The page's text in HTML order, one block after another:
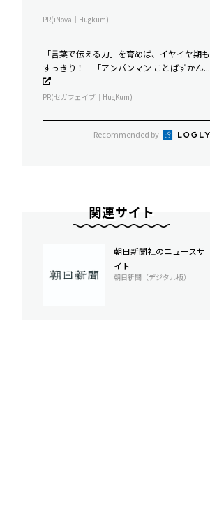
PR(iNova｜Hugkum)
「言葉で伝える力」を育めば、イヤイヤ期も
すっきり！ 「アンパンマン ことばずかん...
PR(セガフェイブ｜HugKum)
Recommended by
関連サイト
朝日新聞社のニュースサ
イト
朝日新聞（デジタル版）